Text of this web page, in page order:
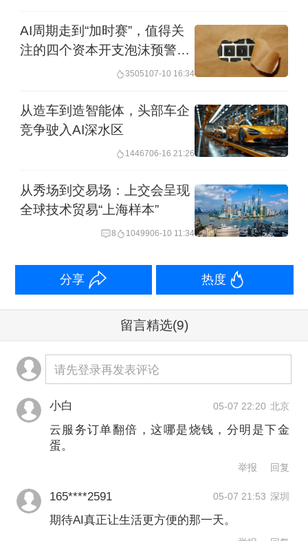
至2000亿美元；Meta上调8%至1350亿
美元；而微软的增幅上调24%至1900亿
测上调至8000亿至9000亿美元之间，同
时将2027年的预期设在1万亿美元之上。
针对科技行业高企的资本开支，魏斯伯
格分析称，目前科技行业的资本支出确
实非常强劲，预计这种强势将持续到
2027年，但增速会有所放缓。他强调，
从“二阶导数”的角度看，这并不意味着增
他对此解析道：“先激进建设，观察进
展，然后调整计划，这是目前的正确逻
辑。我们观察到公司在调高资本支出的
绝对水平，但这并未推高增速，预计增
“真正的问题在于：这会对它们的盈利能
AI周期走到“加时赛”，值得关
注的四个资本开支泡沫预警信
3505107-10 16:34
从造车到造智能体，头部车企
竞争驶入AI深水区
1446706-16 21:26
从秀场到交易场：上交会呈现
全球技术贸易“上海样本”
8 1049906-10 11:34
分享 热度
留言精选(9)
请先登录再发表评论
小白 05-07 22:20 北京
云服务订单翻倍，这哪是烧钱，分明是下金
蛋。
举报 回复
165****2591 05-07 21:53 深圳
期待AI真正让生活更方便的那一天。